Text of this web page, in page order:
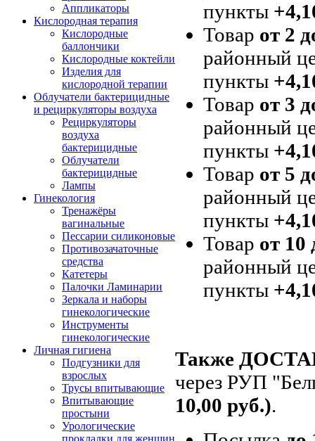
Аппликаторы
Кислородная терапия
Кислородные
баллончики
Кислородные коктейли
Изделия для
кислородной терапии
Облучатели бактерицидные
и рециркуляторы воздуха
Рециркуляторы
воздуха
бактерицидные
Облучатели
бактерицидные
Лампы
Гинекология
Тренажёры
вагинальные
Пессарии силиконовые
Противозачаточные
средства
Катетеры
Палочки Ламинарии
Зеркала и наборы
гинекологические
Инструменты
гинекологические
Личная гигиена
Подгузники для
взрослых
Трусы впитывающие
Впитывающие
простыни
Урологические
прокладки для женщин
пункты
Товар от 2
районный
пункты
Товар от 3
районный
пункты
Товар от 5
районный
пункты
Товар от 10
районный
пункты
Также
через РУП
10,00 руб.).